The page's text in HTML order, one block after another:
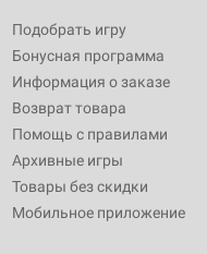
Подобрать игру
Бонусная программа
Информация о заказе
Возврат товара
Помощь с правилами
Архивные игры
Товары без скидки
Мобильное приложение